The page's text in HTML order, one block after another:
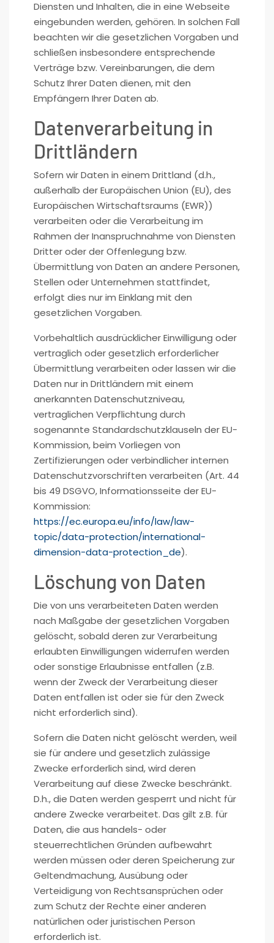
Diensten und Inhalten, die in eine Webseite
eingebunden werden, gehören. In solchen Fall
beachten wir die gesetzlichen Vorgaben und
schließen insbesondere entsprechende
Verträge bzw. Vereinbarungen, die dem
Schutz Ihrer Daten dienen, mit den
Empfängern Ihrer Daten ab.
Datenverarbeitung in
Drittländern
Sofern wir Daten in einem Drittland (d.h.,
außerhalb der Europäischen Union (EU), des
Europäischen Wirtschaftsraums (EWR))
verarbeiten oder die Verarbeitung im
Rahmen der Inanspruchnahme von Diensten
Dritter oder der Offenlegung bzw.
Übermittlung von Daten an andere Personen,
Stellen oder Unternehmen stattfindet,
erfolgt dies nur im Einklang mit den
gesetzlichen Vorgaben.
Vorbehaltlich ausdrücklicher Einwilligung oder
vertraglich oder gesetzlich erforderlicher
Übermittlung verarbeiten oder lassen wir die
Daten nur in Drittländern mit einem
anerkannten Datenschutzniveau,
vertraglichen Verpflichtung durch
sogenannte Standardschutzklauseln der EU-
Kommission, beim Vorliegen von
Zertifizierungen oder verbindlicher internen
Datenschutzvorschriften verarbeiten (Art. 44
bis 49 DSGVO, Informationsseite der EU-
Kommission:
https://ec.europa.eu/info/law/law-
topic/data-protection/international-
dimension-data-protection_de).
Löschung von Daten
Die von uns verarbeiteten Daten werden
nach Maßgabe der gesetzlichen Vorgaben
gelöscht, sobald deren zur Verarbeitung
erlaubten Einwilligungen widerrufen werden
oder sonstige Erlaubnisse entfallen (z.B.
wenn der Zweck der Verarbeitung dieser
Daten entfallen ist oder sie für den Zweck
nicht erforderlich sind).
Sofern die Daten nicht gelöscht werden, weil
sie für andere und gesetzlich zulässige
Zwecke erforderlich sind, wird deren
Verarbeitung auf diese Zwecke beschränkt.
D.h., die Daten werden gesperrt und nicht für
andere Zwecke verarbeitet. Das gilt z.B. für
Daten, die aus handels- oder
steuerrechtlichen Gründen aufbewahrt
werden müssen oder deren Speicherung zur
Geltendmachung, Ausübung oder
Verteidigung von Rechtsansprüchen oder
zum Schutz der Rechte einer anderen
natürlichen oder juristischen Person
erforderlich ist.